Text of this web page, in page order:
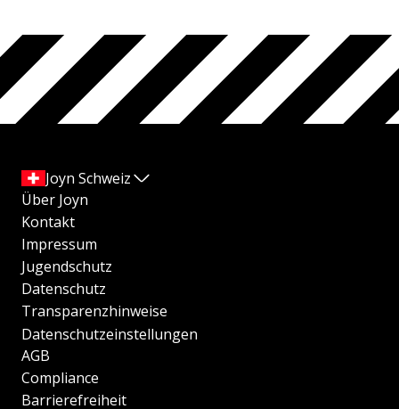
Joyn Schweiz
Über Joyn
Kontakt
Impressum
Jugendschutz
Datenschutz
Transparenzhinweise
Datenschutzeinstellungen
AGB
Compliance
Barrierefreiheit